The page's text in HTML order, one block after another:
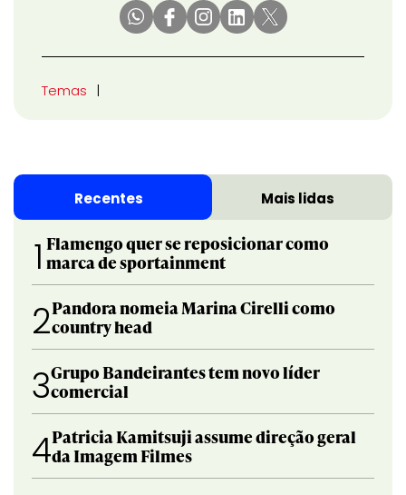
Temas
Recentes Mais lidas
1 Flamengo quer se reposicionar como
marca de sportainment
2Pandora nomeia Marina Cirelli como
country head
3Grupo Bandeirantes tem novo líder
comercial
4Patricia Kamitsuji assume direção geral
da Imagem Filmes